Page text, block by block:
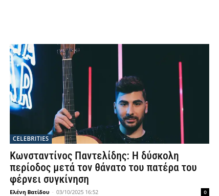
CELEBRITIES
Κωνσταντίνος Παντελίδης: Η δύσκολη
περίοδος μετά τον θάνατο του πατέρα του
φέρνει συγκίνηση
Ελένη Βατίδου - 03/10/2025 16:52 0